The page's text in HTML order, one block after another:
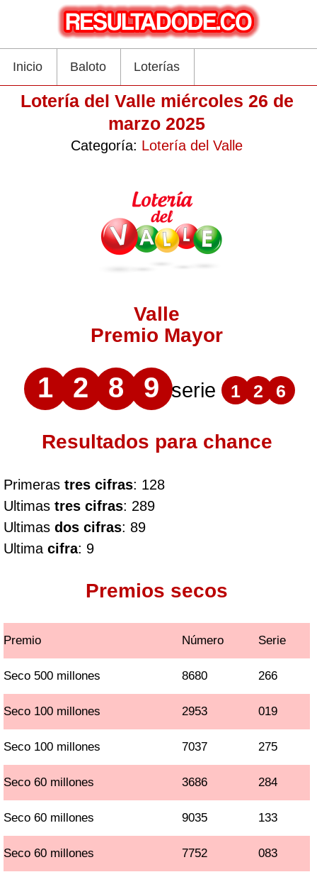
Inicio Baloto Loterías
Lotería del Valle miércoles 26 de
marzo 2025
Categoría: Lotería del Valle
Valle
Premio Mayor
1 2 8 9 serie 1 2 6
Resultados para chance
Primeras tres cifras: 128
Ultimas tres cifras: 289
Ultimas dos cifras: 89
Ultima cifra: 9
Premios secos
Premio Número Serie
Seco 500 millones 8680 266
Seco 100 millones 2953 019
Seco 100 millones 7037 275
Seco 60 millones 3686 284
Seco 60 millones 9035 133
Seco 60 millones 7752 083